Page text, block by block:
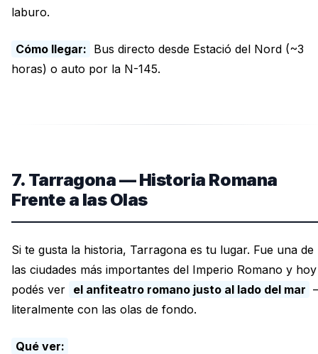
laburo.
Cómo llegar: Bus directo desde Estació del Nord (~3
horas) o auto por la N-145.
7. Tarragona — Historia Romana
Frente a las Olas
Si te gusta la historia, Tarragona es tu lugar. Fue una de
las ciudades más importantes del Imperio Romano y hoy
podés ver el anfiteatro romano justo al lado del mar
literalmente con las olas de fondo.
Qué ver: